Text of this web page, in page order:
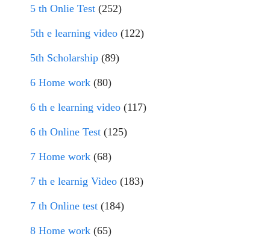
5 th Onlie Test (252)
5th e learning video (122)
5th Scholarship (89)
6 Home work (80)
6 th e learning video (117)
6 th Online Test (125)
7 Home work (68)
7 th e learnig Video (183)
7 th Online test (184)
8 Home work (65)